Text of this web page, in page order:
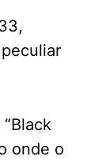
onde o